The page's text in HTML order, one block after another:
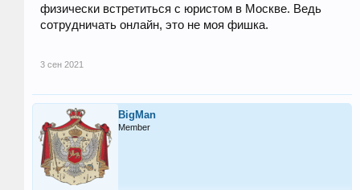
физически встретиться с юристом в Москве. Ведь
сотрудничать онлайн, это не моя фишка.
3 сен 2021
BigMan
Member